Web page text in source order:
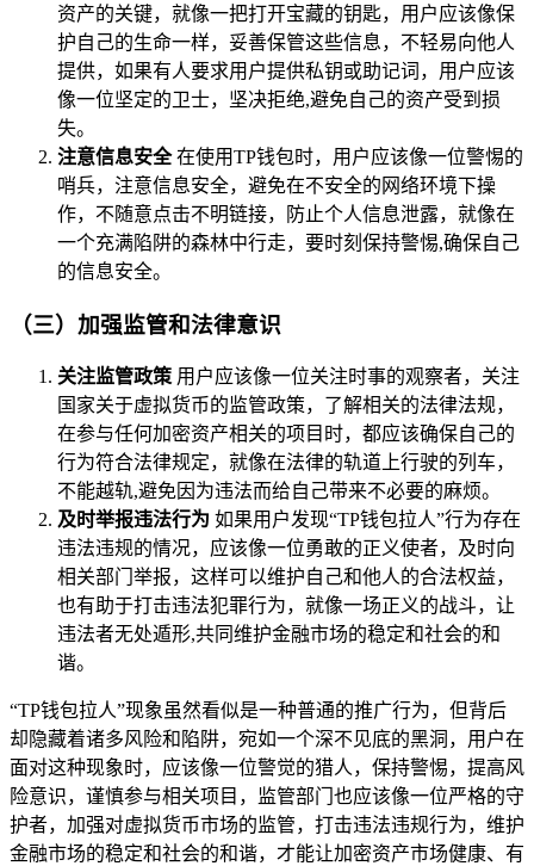
资产的关键，就像一把打开宝藏的钥匙，用户应该像保
护自己的生命一样，妥善保管这些信息，不轻易向他人
提供，如果有人要求用户提供私钥或助记词，用户应该
像一位坚定的卫士，坚决拒绝,避免自己的资产受到损
失。
注意信息安全在使用TP钱包时，用户应该像一位警惕的
哨兵，注意信息安全，避免在不安全的网络环境下操
作，不随意点击不明链接，防止个人信息泄露，就像在
一个充满陷阱的森林中行走，要时刻保持警惕,确保自己
的信息安全。
（三）加强监管和法律意识
关注监管政策 用户应该像一位关注时事的观察者，关注
国家关于虚拟货币的监管政策，了解相关的法律法规，
在参与任何加密资产相关的项目时，都应该确保自己的
行为符合法律规定，就像在法律的轨道上行驶的列车，
不能越轨,避免因为违法而给自己带来不必要的麻烦。
及时举报违法行为 如果用户发现“TP钱包拉人”行为存在
违法违规的情况，应该像一位勇敢的正义使者，及时向
相关部门举报，这样可以维护自己和他人的合法权益，
也有助于打击违法犯罪行为，就像一场正义的战斗，让
违法者无处遁形,共同维护金融市场的稳定和社会的和
谐。
“TP钱包拉人”现象虽然看似是一种普通的推广行为，但背后
却隐藏着诸多风险和陷阱，宛如一个深不见底的黑洞，用户在
面对这种现象时，应该像一位警觉的猎人，保持警惕，提高风
险意识，谨慎参与相关项目，监管部门也应该像一位严格的守
护者，加强对虚拟货币市场的监管，打击违法违规行为，维护
金融市场的稳定和社会的和谐，才能让加密资产市场健康、有